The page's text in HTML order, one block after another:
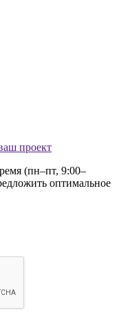
проект
(пн–пт, 9:00–
оптимальное